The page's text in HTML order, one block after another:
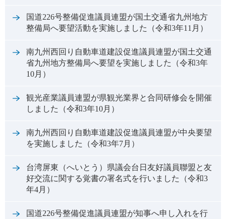
国道226号整備促進議員連盟が国土交通省九州地方
整備局へ要望活動を実施しました（令和3年11月）
南九州西回り自動車道建設促進議員連盟が国土交通
省九州地方整備局へ要望を実施しました（令和3年
10月）
観光産業議員連盟が県観光業界と合同研修会を開催
しました（令和3年10月）
南九州西回り自動車道建設促進議員連盟が中央要望
を実施しました（令和3年7月）
台湾屏東（へいとう）県議会台日友好議員聯盟と友
好交流に関する覚書の署名式を行いました（令和3
年4月）
国道226号整備促進議員連盟が知事へ申し入れを行